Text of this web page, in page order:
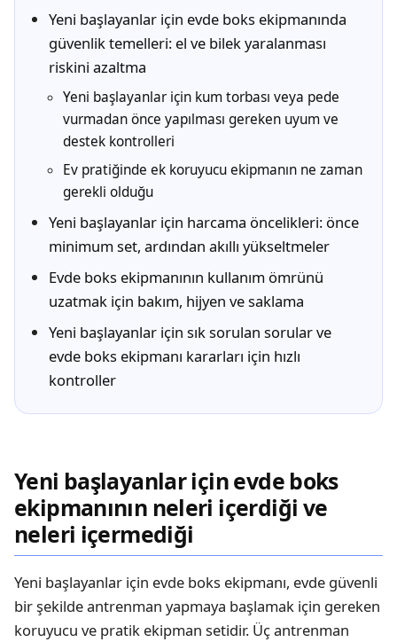
Yeni başlayanlar için evde boks ekipmanında
güvenlik temelleri: el ve bilek yaralanması
riskini azaltma
Yeni başlayanlar için kum torbası veya pede
vurmadan önce yapılması gereken uyum ve
destek kontrolleri
Ev pratiğinde ek koruyucu ekipmanın ne zaman
gerekli olduğu
Yeni başlayanlar için harcama öncelikleri: önce
minimum set, ardından akıllı yükseltmeler
Evde boks ekipmanının kullanım ömrünü
uzatmak için bakım, hijyen ve saklama
Yeni başlayanlar için sık sorulan sorular ve
evde boks ekipmanı kararları için hızlı
kontroller
Yeni başlayanlar için evde boks
ekipmanının neleri içerdiği ve
neleri içermediği
Yeni başlayanlar için evde boks ekipmanı, evde güvenli
bir şekilde antrenman yapmaya başlamak için gereken
koruyucu ve pratik ekipman setidir. Üç antrenman